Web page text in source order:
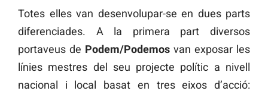
Totes elles van desenvolupar-se en dues parts
diferenciades. A la primera part diversos
portaveus de Podem/Podemos van exposar les
línies mestres del seu projecte polític a nivell
nacional i local basat en tres eixos d’acció: